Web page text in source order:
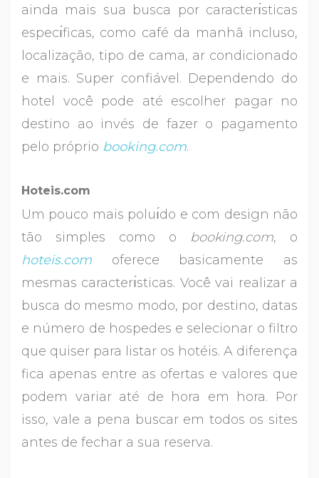
ainda mais sua busca por caracterı́sticas
especı́ficas, como café da manhã incluso,
localização, tipo de cama, ar condicionado
e mais. Super confiável. Dependendo do
hotel você pode até escolher pagar no
destino ao invés de fazer o pagamento
pelo próprio booking.com.
Hoteis.com
Um pouco mais poluı́do e com design não
tão simples como o booking.com, o
hoteis.com
oferece basicamente as
mesmas caracterı́sticas. Você vai realizar a
busca do mesmo modo, por destino, datas
e número de hospedes e selecionar o filtro
que quiser para listar os hotéis. A diferença
fica apenas entre as ofertas e valores que
podem variar até de hora em hora. Por
isso, vale a pena buscar em todos os sites
antes de fechar a sua reserva.